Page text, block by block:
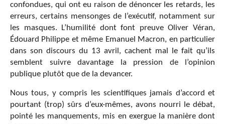
confondues, qui ont eu raison de dénoncer les retards, les
erreurs, certains mensonges de l’exécutif, notamment sur
les masques. L’humilité dont font preuve Oliver Véran,
Édouard Philippe et même Emanuel Macron, en particulier
dans son discours du 13 avril, cachent mal le fait qu’ils
semblent suivre davantage la pression de l’opinion
publique plutôt que de la devancer.
Nous tous, y compris les scientifiques jamais d’accord et
pourtant (trop) sûrs d’eux-mêmes, avons nourri le débat,
pointé les manquements, mis en exergue la manière dont